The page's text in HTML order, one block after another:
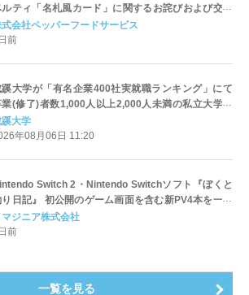
ルティ「名札風カード」に関するお詫びおよび交換
についてのご案内
会社ペッパーフードサービス
前
蹊大学が「有名企業400社実就職ランキング」にて
業(修了)者数1,000人以上2,000人未満の私立大学で
国第1位を獲得！～実就職率は26.5%（前年比＋
）に伸長、東京の私立大学でも10位にランクイン
大学
年08月06日 11:20
Switch 2・Nintendo Switchソフト『ぼくと
り日記』 初公開のゲーム画面を含む新PV4本を一挙
開！
マジニア株式会社
前
一覧を見る